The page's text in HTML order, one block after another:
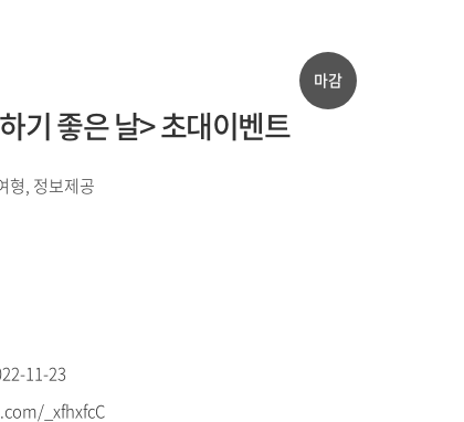
마감
기 좋은 날> 초대이벤트
형, 정보제공
11-23
_xfhxfcC